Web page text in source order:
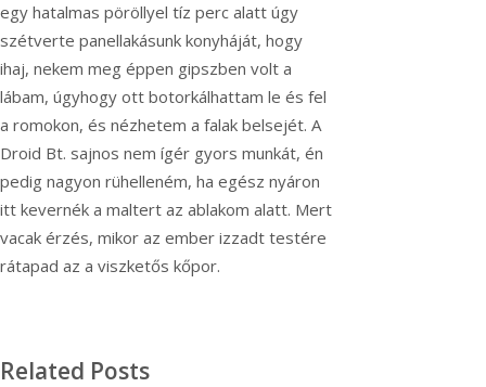
egy hatalmas pöröllyel tíz perc alatt úgy
szétverte panellakásunk konyháját, hogy
ihaj, nekem meg éppen gipszben volt a
lábam, úgyhogy ott botorkálhattam le és fel
a romokon, és nézhetem a falak belsejét. A
Droid Bt. sajnos nem ígér gyors munkát, én
pedig nagyon rühelleném, ha egész nyáron
itt kevernék a maltert az ablakom alatt. Mert
vacak érzés, mikor az ember izzadt testére
rátapad az a viszketős kőpor.
Related Posts